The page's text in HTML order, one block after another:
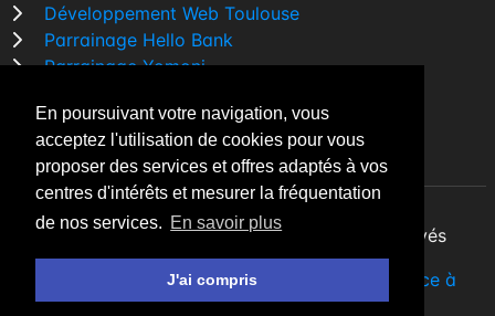
En poursuivant votre navigation, vous
acceptez l'utilisation de cookies pour vous
proposer des services et offres adaptés à vos
centres d'intérêts et mesurer la fréquentation
de nos services. En savoir plus
J'ai compris
Développement Web Toulouse
Parrainage Hello Bank
Parrainage Yomoni
Comparatif banque
By Night v5.7.3| © 2026 - Tous droits réservés
par undéveloppeur Web Freelance à
Toulouse